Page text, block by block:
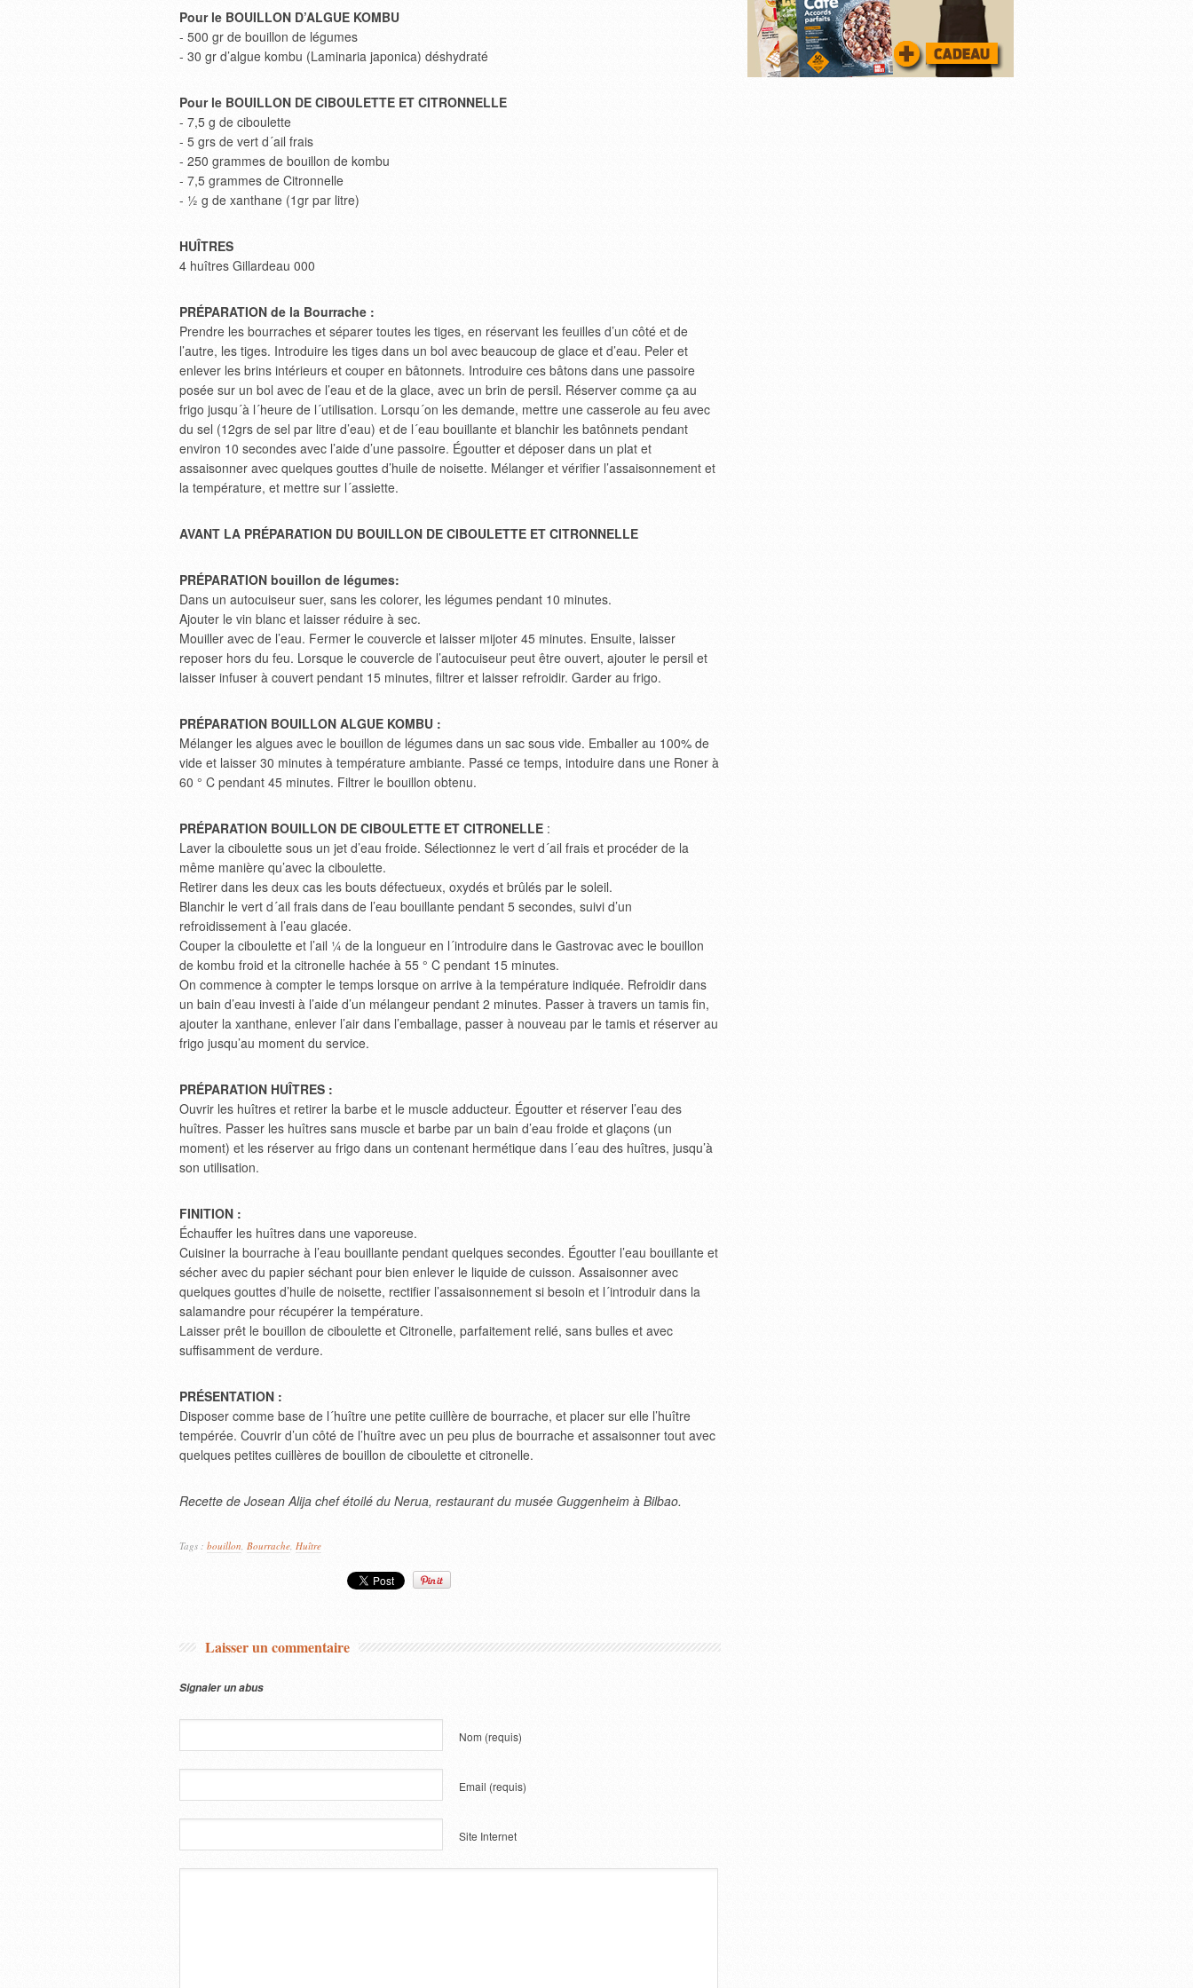
Pour le BOUILLON D’ALGUE KOMBU
- 500 gr de bouillon de légumes
- 30 gr d’algue kombu (Laminaria japonica) déshydraté
Pour le BOUILLON DE CIBOULETTE ET CITRONNELLE
- 7,5 g de ciboulette
- 5 grs de vert d´ail frais
- 250 grammes de bouillon de kombu
- 7,5 grammes de Citronnelle
- ½ g de xanthane (1gr par litre)
HUÎTRES
4 huîtres Gillardeau 000
PRÉPARATION de la Bourrache :
Prendre les bourraches et séparer toutes les tiges, en réservant les feuilles d’un côté et de
l’autre, les tiges. Introduire les tiges dans un bol avec beaucoup de glace et d’eau. Peler et
enlever les brins intérieurs et couper en bâtonnets. Introduire ces bâtons dans une passoire
posée sur un bol avec de l’eau et de la glace, avec un brin de persil. Réserver comme ça au
frigo jusqu´à l´heure de l´utilisation. Lorsqu´on les demande, mettre une casserole au feu avec
du sel (12grs de sel par litre d’eau) et de l´eau bouillante et blanchir les batônnets pendant
environ 10 secondes avec l’aide d’une passoire. Égoutter et déposer dans un plat et
assaisonner avec quelques gouttes d’huile de noisette. Mélanger et vérifier l’assaisonnement et
la température, et mettre sur l´assiette.
AVANT LA PRÉPARATION DU BOUILLON DE CIBOULETTE ET CITRONNELLE
PRÉPARATION bouillon de légumes:
Dans un autocuiseur suer, sans les colorer, les légumes pendant 10 minutes.
Ajouter le vin blanc et laisser réduire à sec.
Mouiller avec de l’eau. Fermer le couvercle et laisser mijoter 45 minutes. Ensuite, laisser
reposer hors du feu. Lorsque le couvercle de l’autocuiseur peut être ouvert, ajouter le persil et
laisser infuser à couvert pendant 15 minutes, filtrer et laisser refroidir. Garder au frigo.
PRÉPARATION BOUILLON ALGUE KOMBU :
Mélanger les algues avec le bouillon de légumes dans un sac sous vide. Emballer au 100% de
vide et laisser 30 minutes à température ambiante. Passé ce temps, intoduire dans une Roner à
60 ° C pendant 45 minutes. Filtrer le bouillon obtenu.
PRÉPARATION BOUILLON DE CIBOULETTE ET CITRONELLE :
Laver la ciboulette sous un jet d’eau froide. Sélectionnez le vert d´ail frais et procéder de la
même manière qu’avec la ciboulette.
Retirer dans les deux cas les bouts défectueux, oxydés et brûlés par le soleil.
Blanchir le vert d´ail frais dans de l’eau bouillante pendant 5 secondes, suivi d’un
refroidissement à l’eau glacée.
Couper la ciboulette et l’ail ¼ de la longueur en l´introduire dans le Gastrovac avec le bouillon
de kombu froid et la citronelle hachée à 55 ° C pendant 15 minutes.
On commence à compter le temps lorsque on arrive à la température indiquée. Refroidir dans
un bain d’eau investi à l’aide d’un mélangeur pendant 2 minutes. Passer à travers un tamis fin,
ajouter la xanthane, enlever l’air dans l’emballage, passer à nouveau par le tamis et réserver au
frigo jusqu’au moment du service.
PRÉPARATION HUÎTRES :
Ouvrir les huîtres et retirer la barbe et le muscle adducteur. Égoutter et réserver l’eau des
huîtres. Passer les huîtres sans muscle et barbe par un bain d’eau froide et glaçons (un
moment) et les réserver au frigo dans un contenant hermétique dans l´eau des huîtres, jusqu’à
son utilisation.
FINITION :
Échauffer les huîtres dans une vaporeuse.
Cuisiner la bourrache à l’eau bouillante pendant quelques secondes. Égoutter l’eau bouillante et
sécher avec du papier séchant pour bien enlever le liquide de cuisson. Assaisonner avec
quelques gouttes d’huile de noisette, rectifier l’assaisonnement si besoin et l´introduir dans la
salamandre pour récupérer la température.
Laisser prêt le bouillon de ciboulette et Citronelle, parfaitement relié, sans bulles et avec
suffisamment de verdure.
PRÉSENTATION :
Disposer comme base de l´huître une petite cuillère de bourrache, et placer sur elle l’huître
tempérée. Couvrir d’un côté de l’huître avec un peu plus de bourrache et assaisonner tout avec
quelques petites cuillères de bouillon de ciboulette et citronelle.
Recette de Josean Alija chef étoilé du Nerua, restaurant du musée Guggenheim à Bilbao.
Tags : bouillon, Bourrache, Huître
Laisser un commentaire
Signaler un abus
Nom (requis)
Email (requis)
Site Internet